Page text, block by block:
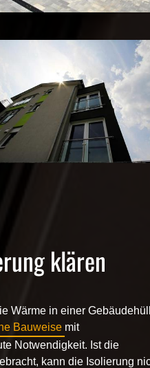
klären
Wärme in einer
Bauweise mit
Notwendigkeit. Ist die
kann die Isolierung